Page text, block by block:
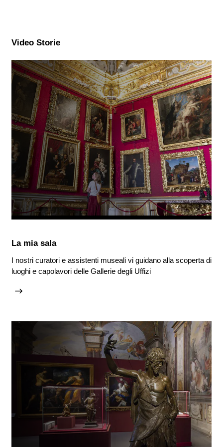
Video Storie
La mia sala
I nostri curatori e assistenti museali vi guidano alla scoperta di
luoghi e capolavori delle Gallerie degli Uffizi